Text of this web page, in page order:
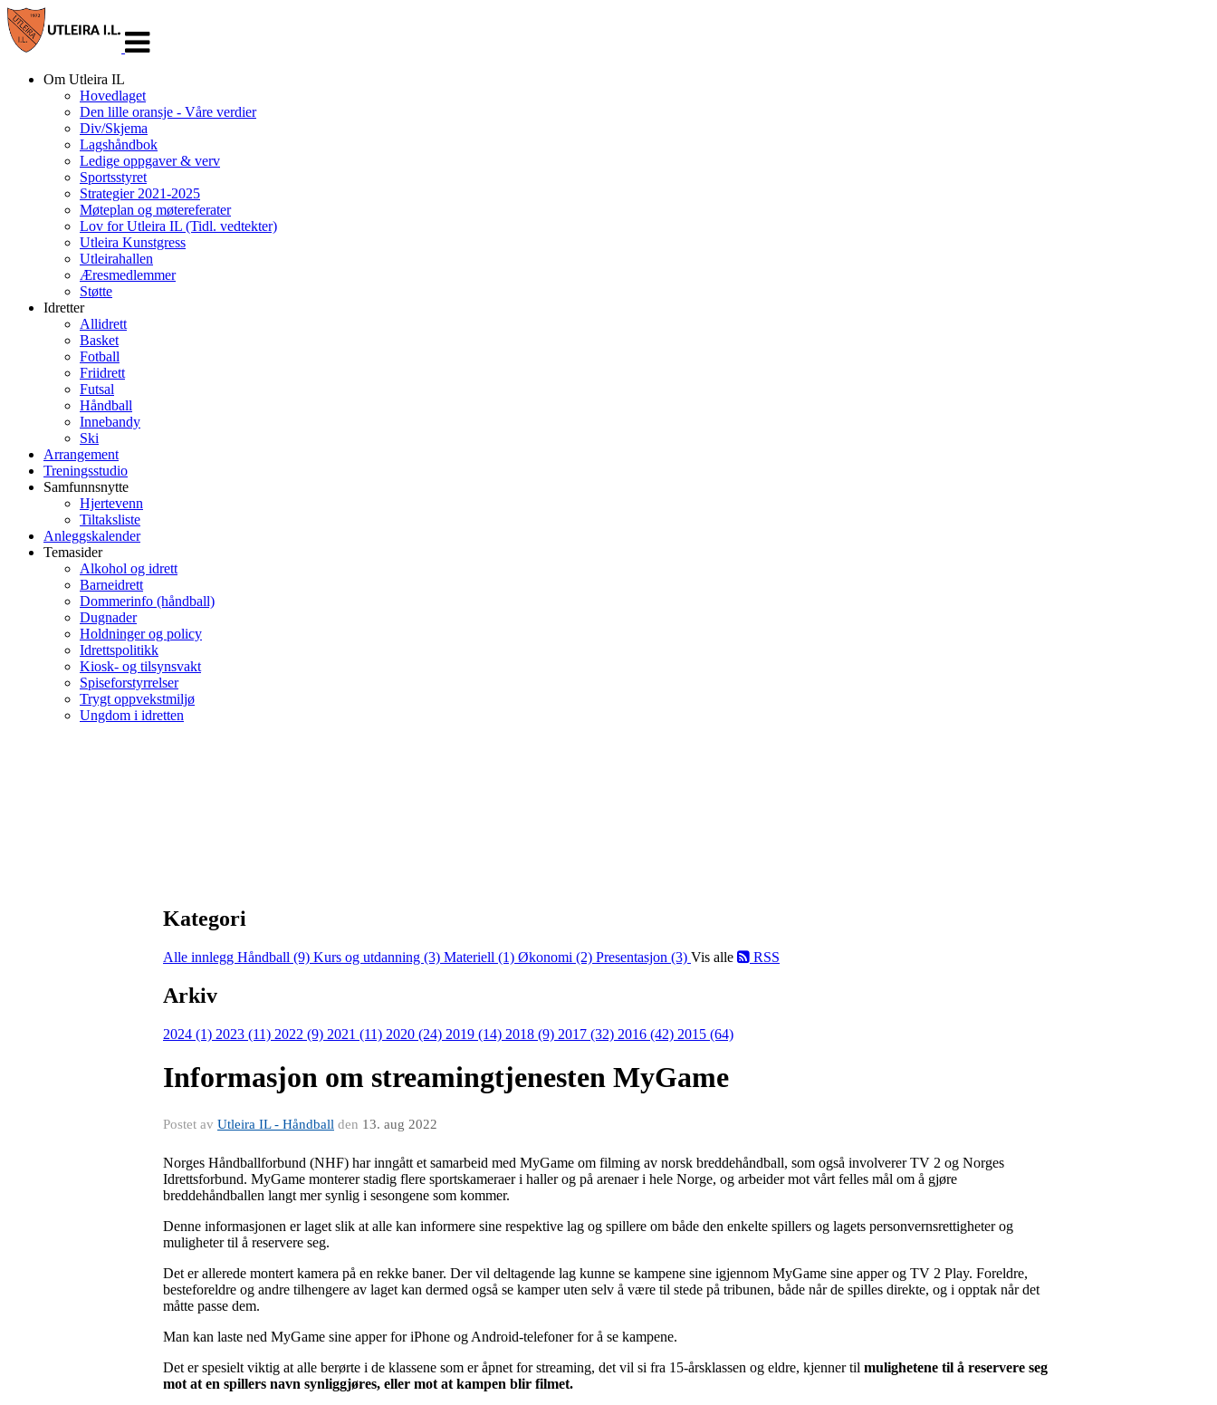
navigasjon
Om Utleira IL
Hovedlaget
Den lille oransje - Våre verdier
Div/Skjema
Lagshåndbok
Ledige oppgaver & verv
Sportsstyret
Strategier 2021-2025
Møteplan og møtereferater
Lov for Utleira IL (Tidl. vedtekter)
Utleira Kunstgress
Utleirahallen
Æresmedlemmer
Støtte
Idretter
Allidrett
Basket
Fotball
Friidrett
Futsal
Håndball
Innebandy
Ski
Arrangement
Treningsstudio
Samfunnsnytte
Hjertevenn
Tiltaksliste
Anleggskalender
Temasider
Alkohol og idrett
Barneidrett
Dommerinfo (håndball)
Dugnader
Holdninger og policy
Idrettspolitikk
Kiosk- og tilsynsvakt
Spiseforstyrrelser
Trygt oppvekstmiljø
Ungdom i idretten
Kategori
Alle innlegg Håndball (9) Kurs og utdanning (3) Materiell (1) Økonomi (2) Presentasjon (3) Vis alle RSS
Arkiv
2024 (1) 2023 (11) 2022 (9) 2021 (11) 2020 (24) 2019 (14) 2018 (9) 2017 (32) 2016 (42) 2015 (64)
Informasjon om streamingtjenesten MyGame
Postet av Utleira IL - Håndball den 13. aug 2022
Norges Håndballforbund (NHF) har inngått et samarbeid med MyGame om filming av norsk breddehåndball, som også involverer TV 2 og Norges
Idrettsforbund. MyGame monterer stadig flere sportskameraer i haller og på arenaer i hele Norge, og arbeider mot vårt felles mål om å gjøre
breddehåndballen langt mer synlig i sesongene som kommer.
Denne informasjonen er laget slik at alle kan informere sine respektive lag og spillere om både den enkelte spillers og lagets personvernsrettigheter og
muligheter til å reservere seg.
Det er allerede montert kamera på en rekke baner. Der vil deltagende lag kunne se kampene sine igjennom MyGame sine apper og TV 2 Play. Foreldre,
besteforeldre og andre tilhengere av laget kan dermed også se kamper uten selv å være til stede på tribunen, både når de spilles direkte, og i opptak når det
måtte passe dem.
Man kan laste ned MyGame sine apper for iPhone og Android-telefoner for å se kampene.
Det er spesielt viktig at alle berørte i de klassene som er åpnet for streaming, det vil si fra 15-årsklassen og eldre, kjenner til mulighetene til å reservere seg
mot at en spillers navn synliggjøres, eller mot at kampen blir filmet.